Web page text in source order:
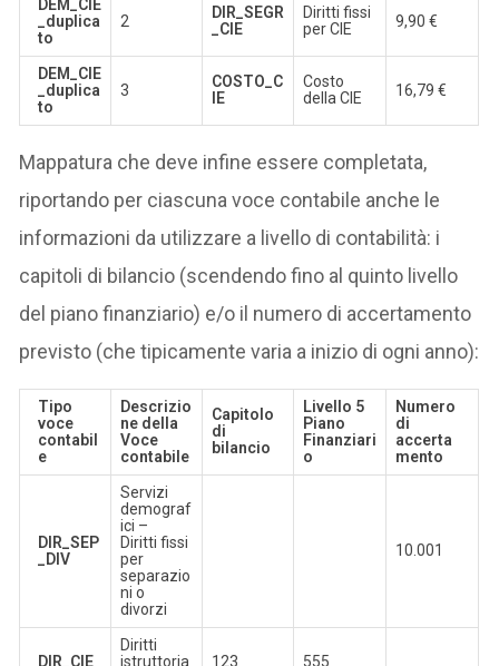
DEM_CIE
_duplica
to
2
DIR_SEGR
_CIE
Diritti fissi
per CIE
9,90 €
DEM_CIE
_duplica
to
3
COSTO_C
IE
Costo
della CIE
16,79 €
Mappatura che deve infine essere completata,
riportando per ciascuna voce contabile anche le
informazioni da utilizzare a livello di contabilità: i
capitoli di bilancio (scendendo fino al quinto livello
del piano finanziario) e/o il numero di accertamento
previsto (che tipicamente varia a inizio di ogni anno):
Tipo
voce
contabil
e
Descrizio
ne della
Voce
contabile
Capitolo
di
bilancio
Livello 5
Piano
Finanziari
o
Numero
di
accerta
mento
DIR_SEP
_DIV
Servizi
demograf
ici –
Diritti fissi
per
separazio
ni o
divorzi
10.001
DIR_CIE
Diritti
istruttoria
123 555